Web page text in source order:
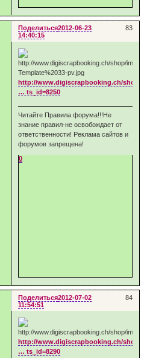
Поделиться 83
2012-06-23
14:40:15
http://www.digiscrapbooking.ch/shop/
… ts_id=8250
Читайте Правила форума!!!Не
знание правил-не освобождает от
ответственности! Реклама сайтов и
форумов запрещена!
0
Поделиться 84
2012-07-02
11:54:51
http://www.digiscrapbooking.ch/shop/
… ts_id=8290